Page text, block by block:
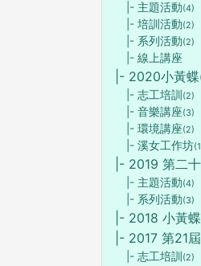
|- 主題活動(4)
|- 培訓活動(2)
|- 系列活動(2)
|- 線上講座
|- 2020小黃蝶
|- 志工培訓 (2)
|- 音樂講座(3)
|- 環境講座(2)
|- 溪女工作坊
|- 2019 第二
|- 主題活動(4)
|- 系列活動(3)
|- 2018 小黃蝶
|- 2017 第21
|- 志工培訓 (2)